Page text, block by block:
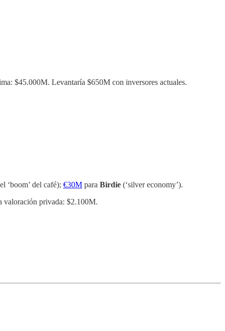
$45.000M. Levantaría $650M con inversores actuales.
‘boom’ del café); €30M para Birdie (‘silver economy’).
valoración privada: $2.100M.